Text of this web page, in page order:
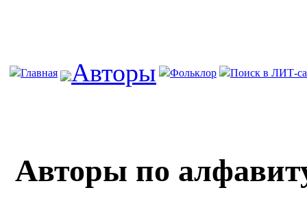
Главная Авторы Фольклор Поиск в ЛИТ-
Авторы по